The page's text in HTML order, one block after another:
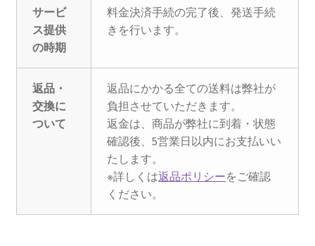
サービ
ス提供
の時期
料金決済手続の完了後、発送手続
きを行います。
返品・
交換に
ついて
返品にかかる全ての送料は弊社が
負担させていただきます。
返金は、商品が弊社に到着・状態
確認後、5営業日以内にお支払いい
たします。
※詳しくは返品ポリシーをご確認
ください。